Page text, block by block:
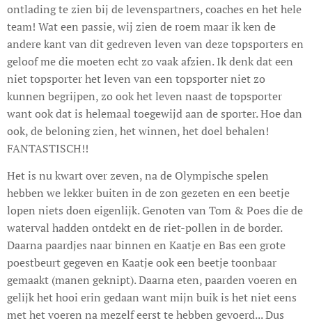
ontlading te zien bij de levenspartners, coaches en het hele
team! Wat een passie, wij zien de roem maar ik ken de
andere kant van dit gedreven leven van deze topsporters en
geloof me die moeten echt zo vaak afzien. Ik denk dat een
niet topsporter het leven van een topsporter niet zo
kunnen begrijpen, zo ook het leven naast de topsporter
want ook dat is helemaal toegewijd aan de sporter. Hoe dan
ook, de beloning zien, het winnen, het doel behalen!
FANTASTISCH!!
Het is nu kwart over zeven, na de Olympische spelen
hebben we lekker buiten in de zon gezeten en een beetje
lopen niets doen eigenlijk. Genoten van Tom & Poes die de
waterval hadden ontdekt en de riet-pollen in de border.
Daarna paardjes naar binnen en Kaatje en Bas een grote
poestbeurt gegeven en Kaatje ook een beetje toonbaar
gemaakt (manen geknipt). Daarna eten, paarden voeren en
gelijk het hooi erin gedaan want mijn buik is het niet eens
met het voeren na mezelf eerst te hebben gevoerd... Dus